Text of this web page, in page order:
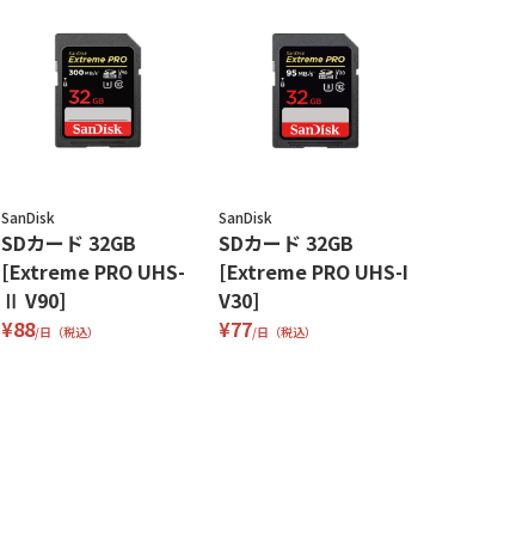
SanDisk
SDカード 32GB
[Extreme PRO UHS-
Ⅱ V90]
¥88/日（税込）
SanDisk
SDカード 32GB
[Extreme PRO UHS-I
V30]
¥77/日（税込）